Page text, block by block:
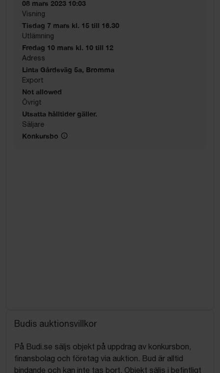
08 mars 2023 10:03
Visning
Tisdag 7 mars kl. 15 till 16.30
Utlämning
Fredag 10 mars kl. 10 till 12
Adress
Linta Gårdsväg 5a, Bromma
Export
Not allowed
Övrigt
Utsatta hålltider gäller.
Säljare
Konkursbo
Budis auktionsvillkor
På Budi.se säljs objekt på uppdrag av konkursbon,
finansbolag och företag via auktion. Bud är alltid
bindande och kan inte tas bort. Objekt säljs i befintligt